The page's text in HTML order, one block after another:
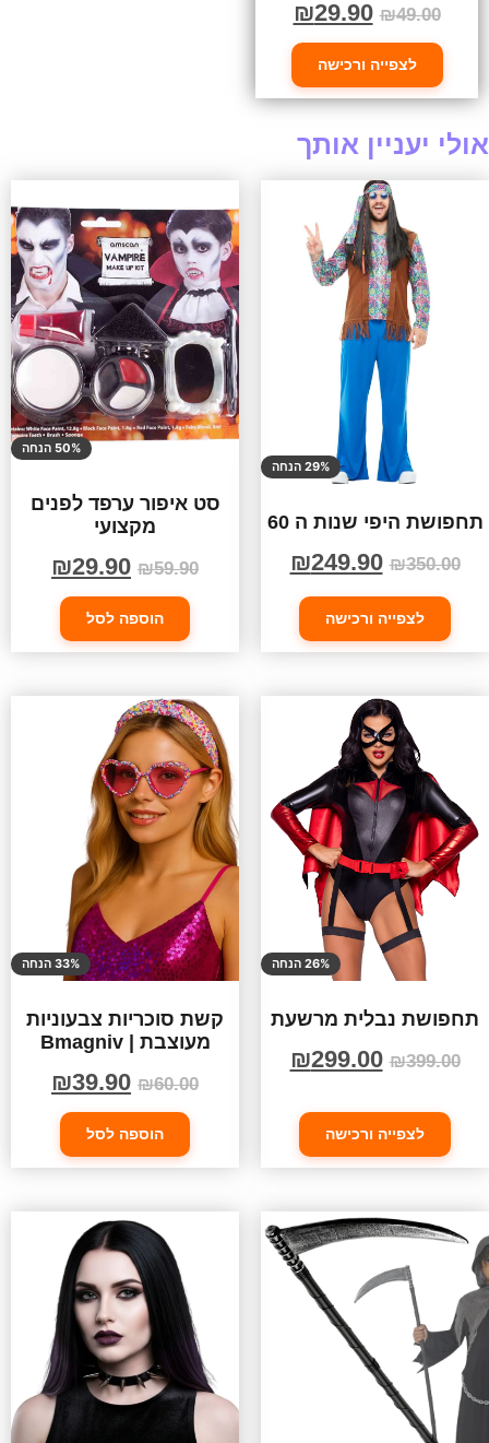
₪49.00
₪29.90
לצפייה ורכישה
אולי יעניין אותך
29% הנחה
תחפושת היפי שנות ה 60
₪350.00
₪249.90
לצפייה ורכישה
50% הנחה
סט איפור ערפד לפנים
מקצועי
₪59.90
₪29.90
הוספה לסל
26% הנחה
תחפושת נבלית מרשעת
₪399.00
₪299.00
לצפייה ורכישה
33% הנחה
קשת סוכריות צבעוניות
מעוצבת | Bmagniv
₪60.00
₪39.90
הוספה לסל